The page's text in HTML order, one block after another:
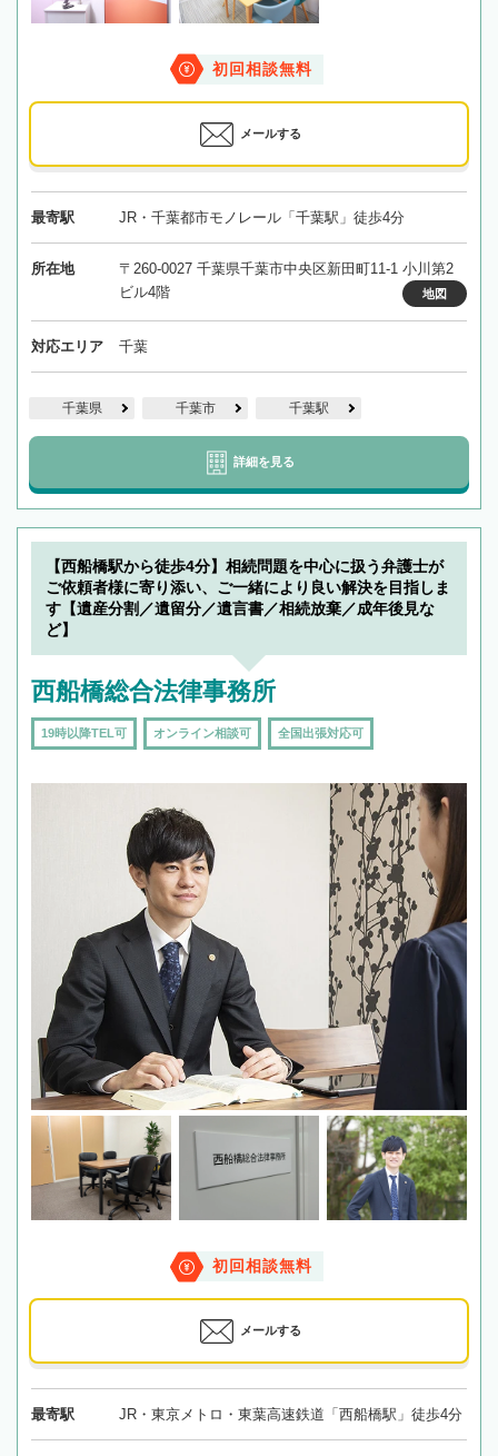
初回相談無料
メールする
最寄駅 JR・千葉都市モノレール「千葉駅」徒歩4分
所在地
〒260-0027 千葉県千葉市中央区新田町11-1 小川第2
ビル4階
地図
対応エリア 千葉
千葉県 千葉市 千葉駅
詳細を見る
【西船橋駅から徒歩4分】相続問題を中心に扱う弁護士が
ご依頼者様に寄り添い、ご一緒により良い解決を目指しま
す【遺産分割／遺留分／遺言書／相続放棄／成年後見な
ど】
西船橋総合法律事務所
19時以降TEL可 オンライン相談可 全国出張対応可
初回相談無料
メールする
最寄駅 JR・東京メトロ・東葉高速鉄道「西船橋駅」徒歩4分